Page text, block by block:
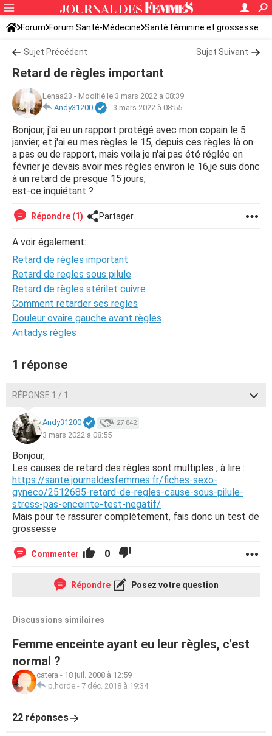
Forum Forum Santé-Médecine Santé féminine et grossesse
Ovulation
Sujet Précédent Sujet Suivant
Retard de règles important
Lenaa23 - Modifié le 3 mars 2022 à 08:39
Andy31200
- 3 mars 2022 à 08:55
Bonjour, j'ai eu un rapport protégé avec mon copain le 5
janvier, et j'ai eu mes règles le 15, depuis ces règles là on
a pas eu de rapport, mais voila je n'ai pas été réglée en
février je devais avoir mes règles environ le 16,je suis donc
à un retard de presque 15 jours,
est-ce inquiétant ?
Répondre (1) Partager
A voir également:
Retard de règles important
Retard de regles sous pilule
Retard de règles stérilet cuivre
Comment retarder ses regles
Douleur ovaire gauche avant règles
Antadys règles
1 réponse
RÉPONSE 1 / 1
Andy31200 27 842
3 mars 2022 à 08:55
Bonjour,
Les causes de retard des règles sont multiples , à lire :
https://sante.journaldesfemmes.fr/fiches-sexo-
gyneco/2512685-retard-de-regles-cause-sous-pilule-
stress-pas-enceinte-test-negatif/
Mais pour te rassurer complètement, fais donc un test de
grossesse
Commenter 0
Répondre Posez votre question
Discussions similaires
Femme enceinte ayant eu leur règles, c'est
normal ?
catera - 18 juil. 2008 à 12:59
p.horde - 7 déc. 2018 à 19:34
22 réponses